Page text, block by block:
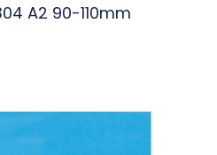
A2 90-110mm